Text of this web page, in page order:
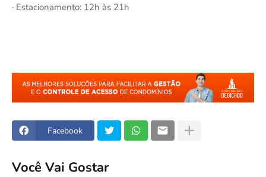
· Estacionamento: 12h às 21h
Facebook
Você Vai Gostar